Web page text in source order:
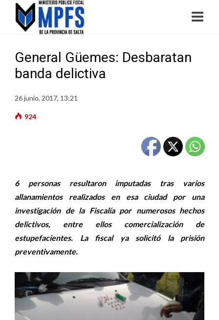
General Güemes: Desbaratan
banda delictiva
26 junio, 2017, 13:21
924
6 personas resultaron imputadas tras varios
allanamientos realizados en esa ciudad por una
investigación de la Fiscalía por numerosos hechos
delictivos, entre ellos comercialización de
estupefacientes. La fiscal ya solicitó la prisión
preventivamente.